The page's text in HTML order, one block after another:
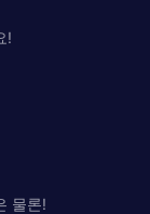
!
물론!